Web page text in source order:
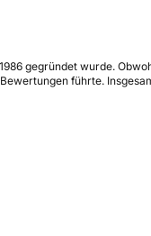
gegründet wurde.
führte.